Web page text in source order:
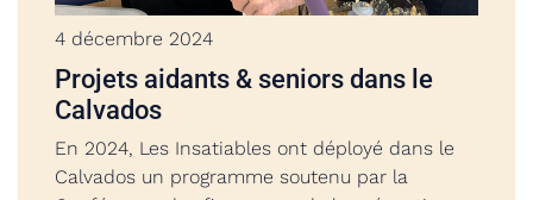
4 décembre 2024
Projets aidants & seniors dans le
Calvados
En 2024, Les Insatiables ont déployé dans le
Calvados un programme soutenu par la